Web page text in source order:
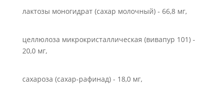
лактозы моногидрат (сахар молочный) - 66,8 мг,
целлюлоза микрокристаллическая (вивапур 101) -
20,0 мг,
сахароза (сахар-рафинад) - 18,0 мг,